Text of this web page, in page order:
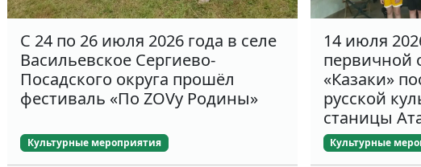
С 24 по 26 июля 2026 года в селе
Васильевское Сергиево-
Посадского округа прошёл
фестиваль «По ZOVу Родины»
Культурные мероприятия
14 июля
первичной
«Казаки»
русской
станицы
Культурные